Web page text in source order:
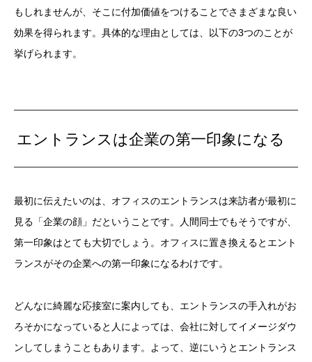
もしれませんが、そこに付加価値をつけることでさまざまな良い
効果を得られます。具体的な理由としては、以下の3つのことが
挙げられます。
エントランスは企業の第一印象になる
最初に伝えたいのは、オフィスのエントランスは来訪者が最初に
見る「企業の顔」だということです。人間同士でもそうですが、
第一印象はとても大切でしょう。オフィスに置き換えるとエント
ランスがその企業への第一印象になるわけです。
どんなに綺麗な応接室に案内しても、エントランスの手入れがお
ろそかになっていると人によっては、会社に対してイメージダウ
ンしてしまうこともあります。よって、逆にいうとエントランス